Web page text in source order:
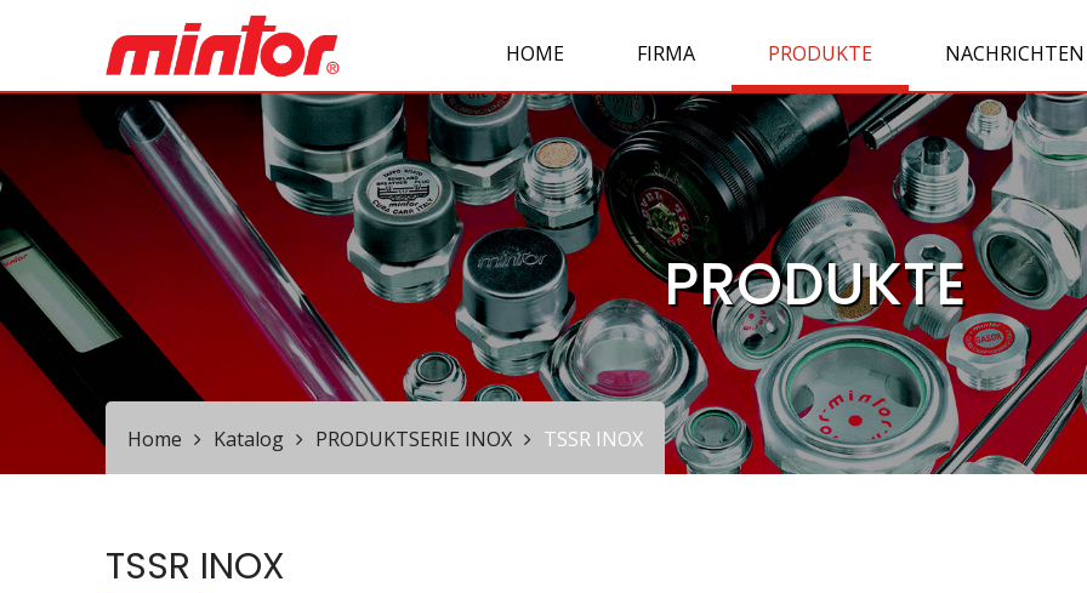
HOME FIRMA PRODUKTE
PRODUKTE
Home Katalog PRODUKTSERIE INOX TSSR INOX
TSSR INOX